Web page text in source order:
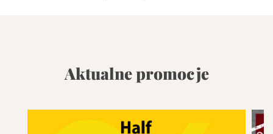
Aktualne promocje